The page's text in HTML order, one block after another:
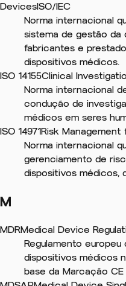
DevicesISO/IEC
Norma internacional
sistema de gestão da
fabricantes e
dispositivos médicos.
ISO 14155Clinical
Norma internacional
condução de
médicos em seres
ISO 14971Risk
Norma internacional
gerenciamento de
dispositivos médicos,
M
MDRMedical Device
Regulamento
dispositivos médicos
base da Marcação